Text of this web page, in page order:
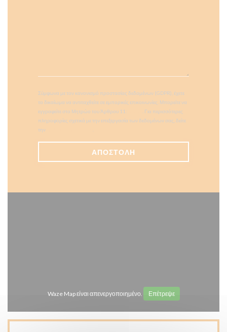
Σύμφωνα με τον κανονισμό προστασίας δεδομένων (GDPR), έχετε
το δικαίωμα να αντιταχθείτε σε εμπορικές επικοινωνίες. Μπορείτε να
εγγραφείτε στο Μητρώο του Άρθρου 11:
. Για περισσότερες
πληροφορίες σχετικά με την επεξεργασία των δεδομένων σας, δείτε
την
Waze Map είναι απενεργοποιημένο. Επέτρεψε